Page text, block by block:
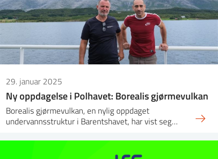
29. januar 2025
Ny oppdagelse i Polhavet: Borealis gjørmevulkan
Borealis gjørmevulkan, en nylig oppdaget
undervannsstruktur i Barentshavet, har vist seg…